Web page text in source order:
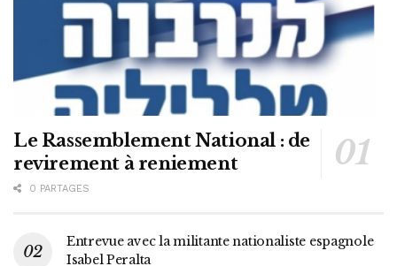
Le Rassemblement National : de
revirement à reniement
0 PARTAGES
Entrevue avec la militante nationaliste espagnole
Isabel Peralta